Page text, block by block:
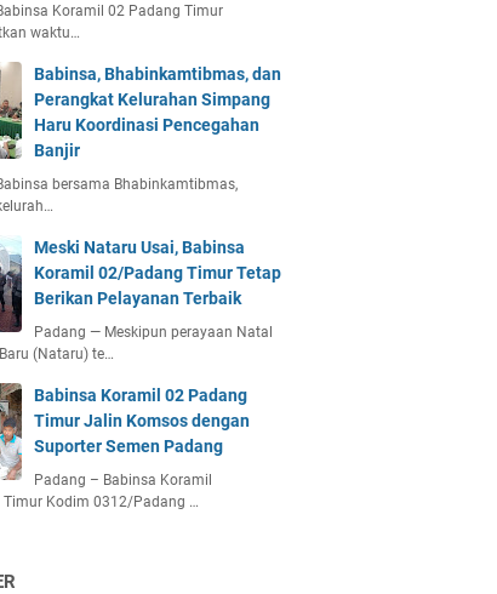
Koramil 02 Padang Timur
waktu…
Babinsa, Bhabinkamtibmas, dan
Perangkat Kelurahan Simpang
Haru Koordinasi Pencegahan
Banjir
bersama Bhabinkamtibmas,
Meski Nataru Usai, Babinsa
Koramil 02/Padang Timur Tetap
Berikan Pelayanan Terbaik
Padang — Meskipun perayaan Natal
(Nataru) te…
Babinsa Koramil 02 Padang
Timur Jalin Komsos dengan
Suporter Semen Padang
Padang – Babinsa Koramil
Kodim 0312/Padang …